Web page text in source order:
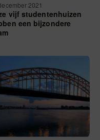
2021
vijf studentenhuizen
een bijzondere